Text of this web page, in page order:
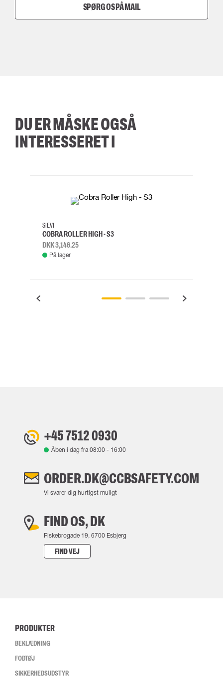
SPØRG OS PÅ MAIL
DU ER MÅSKE OGSÅ
INTERESSERET I
38
SIEVI
COBRA ROLLER HIGH - S3
DKK 3,146.25
På lager
+45 7512 0930
Åben i dag fra08:00 - 16:00
ORDER.DK@CCBSAFETY.COM
Vi svarer dig hurtigst muligt
FIND OS, DK
Fiskebrogade 19, 6700 Esbjerg
FIND VEJ
PRODUKTER
BEKLÆDNING
FODTØJ
SIKKERHEDSUDSTYR